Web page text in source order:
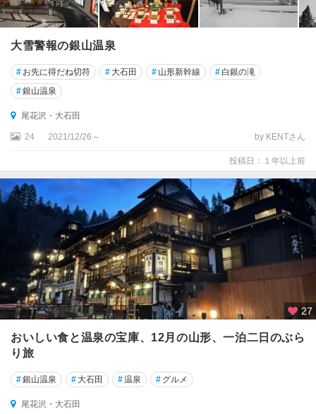
大雪警報の銀山温泉
# お先に得だね切符 # 大石田 # 山形新幹線 # 白銀の滝
#銀山温泉
尾花沢・大石田
24 2021/12/26～ by KENTさん
投稿日：１年以上前
27
おいしい食と温泉の宝庫、12月の山形、一泊二日のぶら
り旅
#銀山温泉 # 大石田 #温泉 # グルメ
尾花沢・大石田